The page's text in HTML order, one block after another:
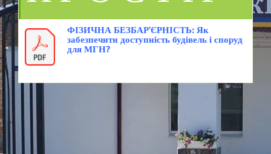
ФІЗИЧНА БЕЗБАР’ЄРНІСТЬ: Як
забезпечити доступність будівель і споруд
для МГН?